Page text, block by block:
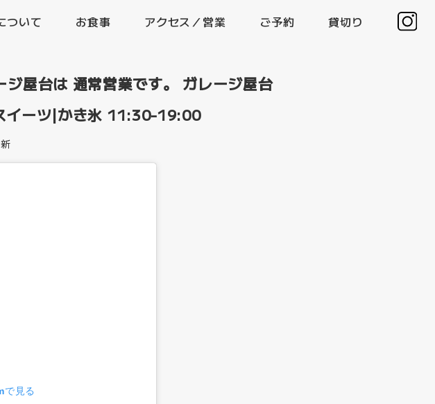
ついて お食事 アクセス／営業 ご予約 貸切り
屋台は 通常営業です。 ガレージ屋台
イーツ|かき氷 11:30-19:00
見る